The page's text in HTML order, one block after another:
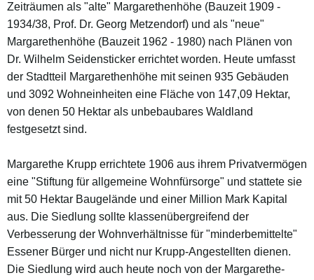
Zeiträumen als "alte" Margarethenhöhe (Bauzeit 1909 -
1934/38, Prof. Dr. Georg Metzendorf) und als "neue"
Margarethenhöhe (Bauzeit 1962 - 1980) nach Plänen von
Dr. Wilhelm Seidensticker errichtet worden. Heute umfasst
der Stadtteil Margarethenhöhe mit seinen 935 Gebäuden
und 3092 Wohneinheiten eine Fläche von 147,09 Hektar,
von denen 50 Hektar als unbebaubares Waldland
festgesetzt sind.
Margarethe Krupp errichtete 1906 aus ihrem Privatvermögen
eine "Stiftung für allgemeine Wohnfürsorge" und stattete sie
mit 50 Hektar Baugelände und einer Million Mark Kapital
aus. Die Siedlung sollte klassenübergreifend der
Verbesserung der Wohnverhältnisse für "minderbemittelte"
Essener Bürger und nicht nur Krupp-Angestellten dienen.
Die Siedlung wird auch heute noch von der Margarethe-